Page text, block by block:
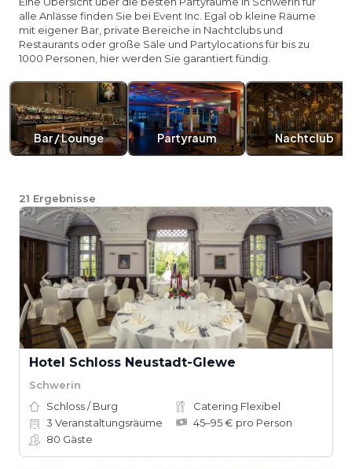
alle Anlässe finden Sie bei Event Inc. Egal ob kleine Räume
mit eigener Bar, private Bereiche in Nachtclubs und
Restaurants oder große Säle und Partylocations für bis zu
1000 Personen, hier werden Sie garantiert fündig.
Bar / Lounge Partyraum Nachtclub
21 Ergebnisse
Hotel Schloss Neustadt-Glewe
Schwerin
Schloss / Burg
Catering Flexibel
3 Veranstaltungsräume
45–95 € pro Person
80 Gäste